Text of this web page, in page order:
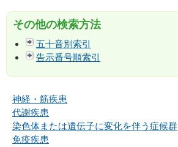
その他の検索方法
五十音別索引
告示番号順索引
神経・筋疾患
代謝疾患
染色体または遺伝子に変化を伴う症候群
免疫疾患